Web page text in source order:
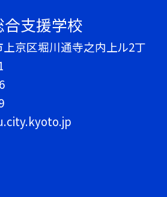
支援学校
上京区堀川通寺之内上ル2丁